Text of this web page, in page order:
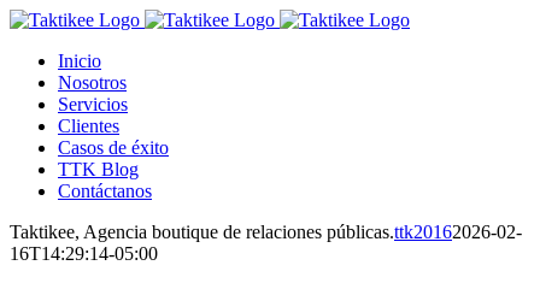
Saltar
contenido
Inicio
Nosotros
Servicios
Clientes
Casos de éxito
TTK Blog
Contáctanos
Taktikee, Agencia boutique de relaciones públicas.ttk20162026-02-
16T14:29:14-05:00